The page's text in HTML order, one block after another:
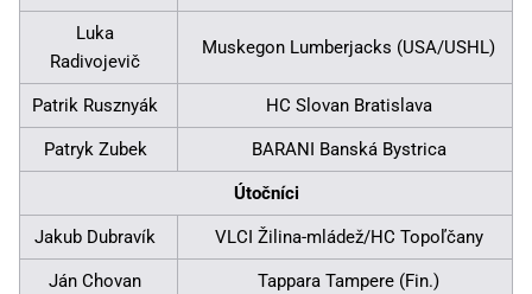
Luka
Radivojevič
Muskegon Lumberjacks (USA/USHL)
Patrik Rusznyák HC Slovan Bratislava
Patryk Zubek BARANI Banská Bystrica
Útočníci
Jakub Dubravík VLCI Žilina-mládež/HC Topoľčany
Ján Chovan Tappara Tampere (Fin.)